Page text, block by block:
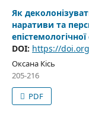
Як
наративи та
DOI: https://
Оксана Кісь
205-216
PDF